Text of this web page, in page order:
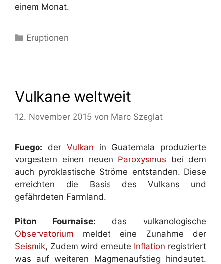
einem Monat.
Kategorien
Eruptionen
Vulkane weltweit
12. November 2015 von Marc Szeglat
Fuego: der Vulkan in Guatemala produzierte
vorgestern einen neuen Paroxysmus bei dem
auch pyroklastische Ströme entstanden. Diese
erreichten die Basis des Vulkans und
gefährdeten Farmland.
Piton Fournaise: das vulkanologische
Observatorium meldet eine Zunahme der
Seismik, Zudem wird erneute Inflation registriert
was auf weiteren Magmenaufstieg hindeutet.